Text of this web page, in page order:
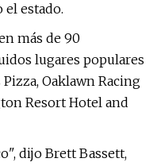
estado.
más de 90
lugares populares
Oaklawn Racing
Resort Hotel and
dijo Brett Bassett,